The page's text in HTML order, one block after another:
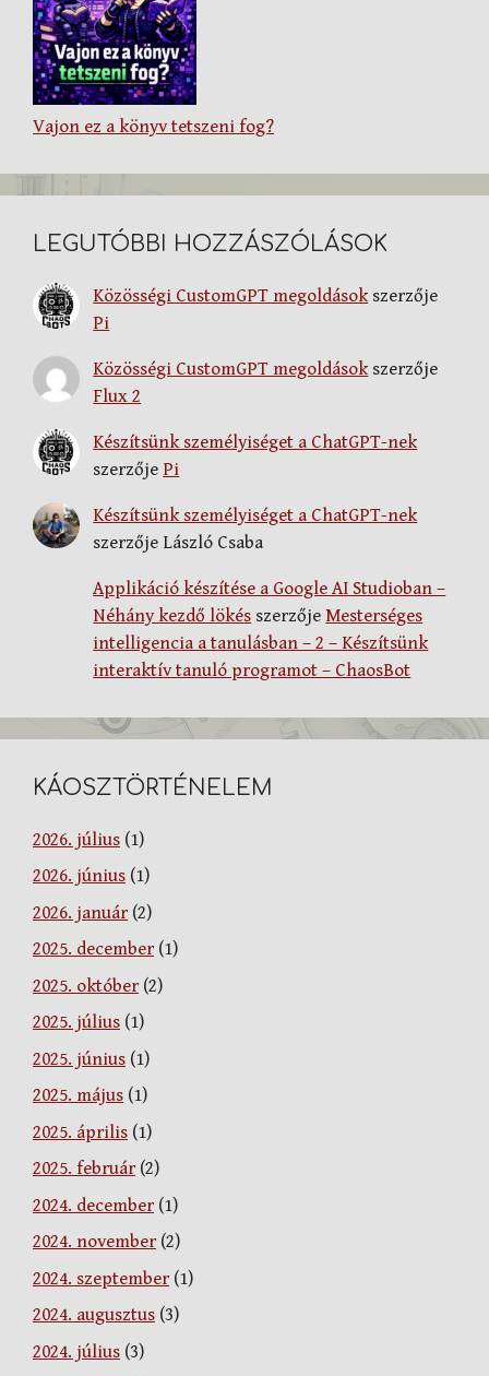
Vajon ez a könyv tetszeni fog?
LEGUTÓBBI HOZZÁSZÓLÁSOK
Közösségi CustomGPT megoldásokszerzője
Pi
Közösségi CustomGPT megoldásokszerzője
Flux 2
Készítsünk személyiséget a ChatGPT-nek
szerzője Pi
Készítsünk személyiséget a ChatGPT-nek
szerzője László Csaba
Applikáció készítése a Google AI Studioban –
Néhány kezdő lökés szerzőjeMesterséges
intelligencia a tanulásban – 2 – Készítsünk
interaktív tanuló programot – ChaosBot
KÁOSZTÖRTÉNELEM
2026. július (1)
2026. június (1)
2026. január(2)
2025. december(1)
2025. október(2)
2025. július (1)
2025. június (1)
2025. május (1)
2025. április (1)
2025. február(2)
2024. december(1)
2024. november(2)
2024. szeptember(1)
2024. augusztus (3)
2024. július (3)